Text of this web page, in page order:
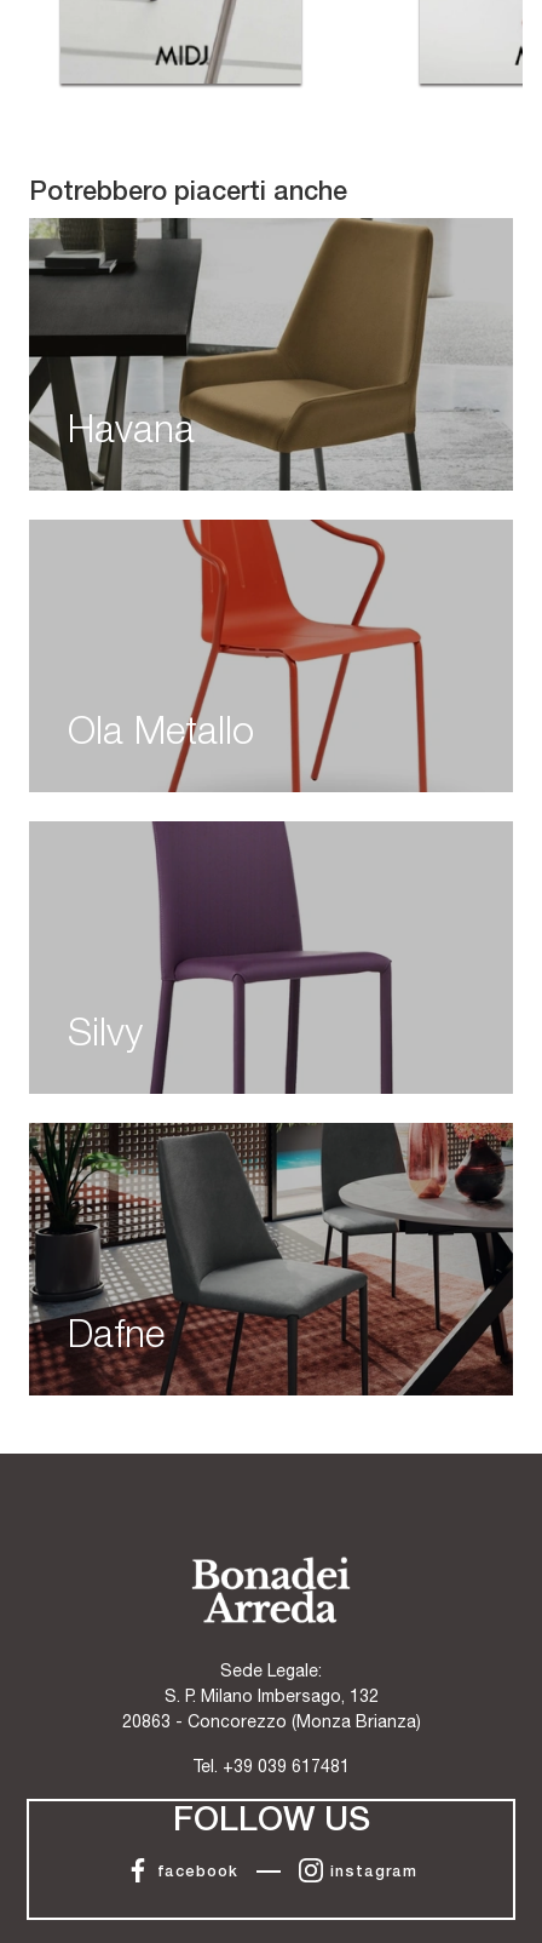
Potrebbero piacerti anche
Havana
Ola Metallo
Silvy
Dafne
Sede Legale:
S. P. Milano Imbersago, 132
20863 - Concorezzo (Monza Brianza)
Tel. +39 039 617481
FOLLOW US
facebook instagram